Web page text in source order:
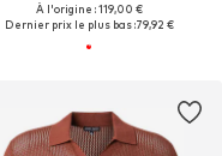
À l'origine : 119,00 €
Dernier prix le plus bas :79,92 €